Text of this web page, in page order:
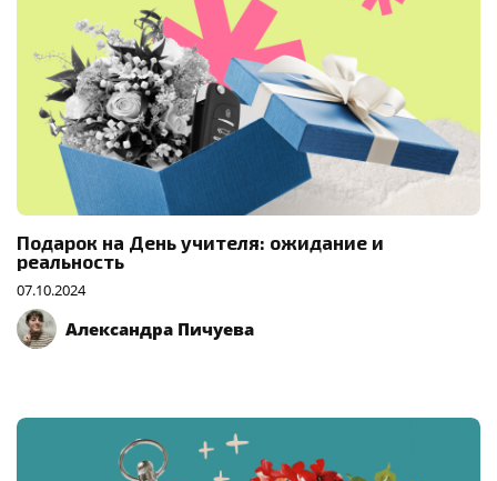
Подарок на День учителя: ожидание и
реальность
07.10.2024
Александра Пичуева